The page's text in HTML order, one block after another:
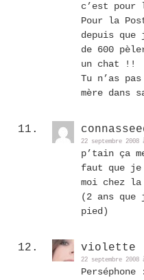
c’est pour
Pour la
depuis que
de 600
un chat !!
Tu n’as
mère dans
22 septembre 2008
p’tain ça
faut que je
moi chez la
(2 ans
pied)
violette
22 septembre 2008